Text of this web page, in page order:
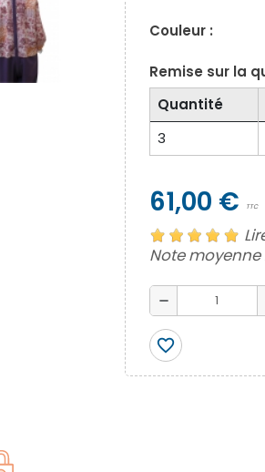
Couleur :
Remise sur la
Quantité
3
61,00 € TTC
Note moyenne
remove
favorite_border